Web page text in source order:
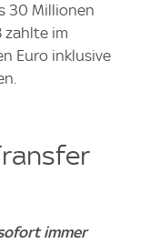
30 Millionen
zahlte im
Euro inklusive
immer